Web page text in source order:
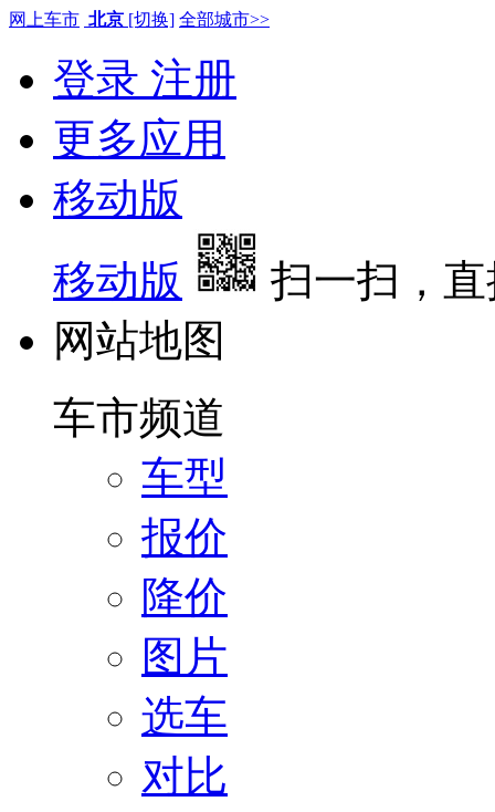
网上车市 北京 [切换] 全部城市>>
登录 注册
更多应用
移动版
移动版
扫一扫，
网站地图
车市频道
车型
报价
降价
图片
选车
对比